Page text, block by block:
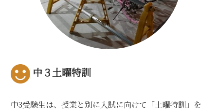
中３土曜特訓
中3受験生は、授業と別に入試に向けて「土曜特訓」を